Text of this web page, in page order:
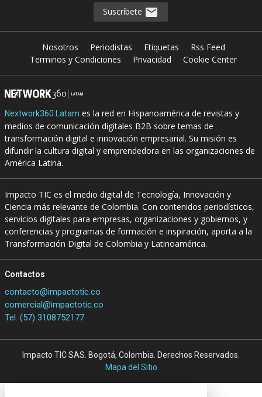
Suscríbete
Nosotros Periodistas Etiquetas
Rss Feed
Terminos y Condiciones
Privacidad Cookie Center
Nextwork360 Latam es la red en Hispanoamérica de revistas y
medios de comunicación digitales B2B sobre temas de
transformación digital e innovación empresarial. Su misión es
difundir la cultura digital y emprendedora en las organizaciones de
América Latina.
Impacto TIC es el medio digital de Tecnología, Innovación y
Ciencia más relevante de Colombia. Con contenidos periodísticos,
servicios digitales para empresas, organizaciones y gobiernos, y
conferencias y programas de formación e inspiración, aporta a la
Transformación Digital de Colombia y Latinoamérica.
Contactos
contacto@impactotic.co
comercial@impactotic.co
Tel. (57) 3108752177
Impacto TIC SAS. Bogotá, Colombia. Derechos Reservados.
Mapa del Sitio